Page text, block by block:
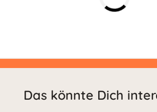
Das könnte Dich